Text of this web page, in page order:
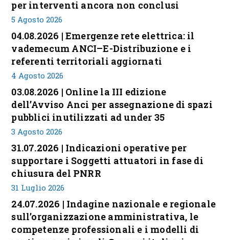
per interventi ancora non conclusi
5 Agosto 2026
04.08.2026 | Emergenze rete elettrica: il
vademecum ANCI–E-Distribuzione e i
referenti territoriali aggiornati
4 Agosto 2026
03.08.2026 | Online la III edizione
dell’Avviso Anci per assegnazione di spazi
pubblici inutilizzati ad under 35
3 Agosto 2026
31.07.2026 | Indicazioni operative per
supportare i Soggetti attuatori in fase di
chiusura del PNRR
31 Luglio 2026
24.07.2026 | Indagine nazionale e regionale
sull’organizzazione amministrativa, le
competenze professionali e i modelli di